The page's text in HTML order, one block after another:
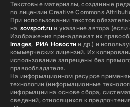
Текстовые материалы, созданные
по лицензии Creative Commons
При использовании текстов
на sovsport.ruи указание автора (если
Изображения принадлежат их
Images, РИА Новостии др.) и
коммерческих лицензий. Их
использование запрещены без
правообладателя.
На информационном ресурсе
технологии (информационные
информации на основе сбора,
сведений, относящихся к